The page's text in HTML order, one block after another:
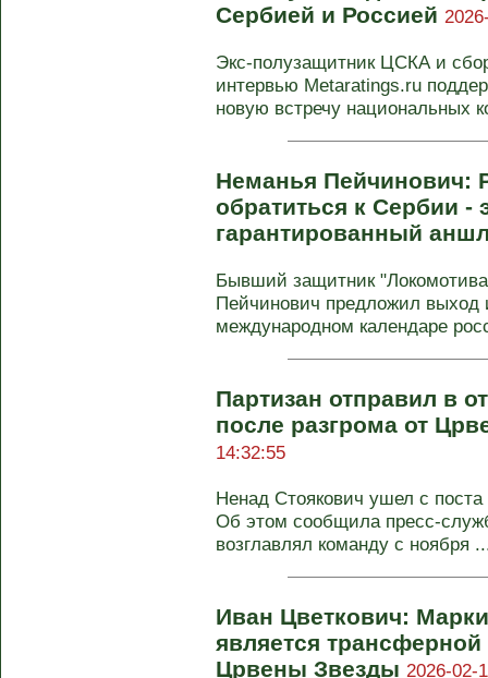
Сербией и Россией
Экс-полузащитник ЦСКА и
интервью Metaratings.ru
новую встречу национальных
Неманья Пейчинович:
обратиться к Сербии -
гарантированный
Бывший защитник
Пейчинович предложил выход
международном календаре
Партизан отправил в
после разгрома от
14:32:55
Ненад Стоякович ушел с поста
Об этом сообщила пресс-
возглавлял команду с ноября
Иван Цветкович:
является
Црвены Звезды 2026-02-